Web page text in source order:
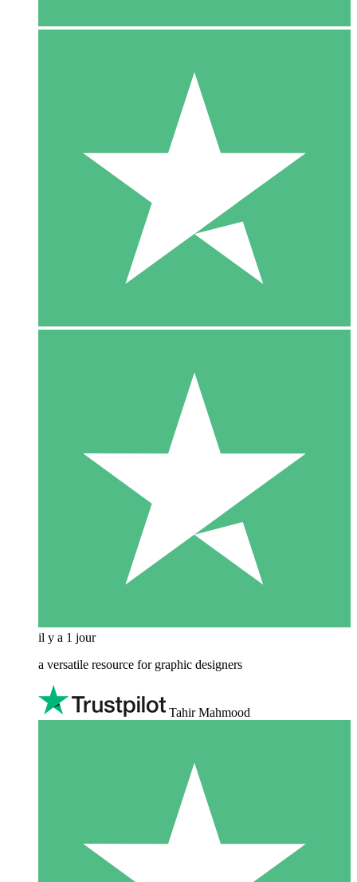
il y a 1 jour
a versatile resource for graphic designers
Tahir Mahmood